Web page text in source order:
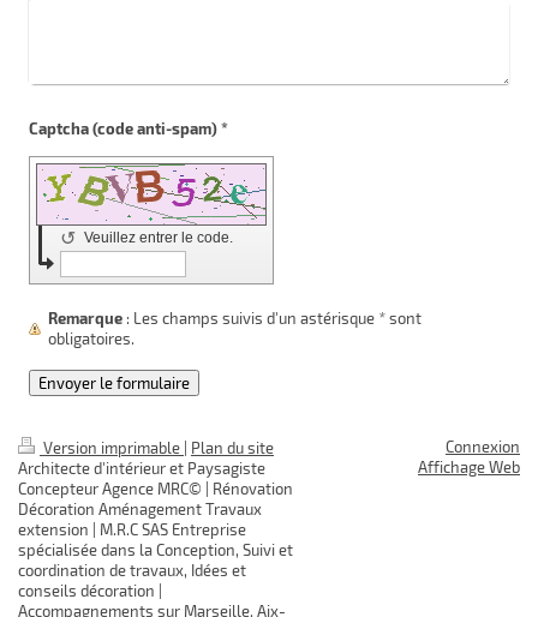
Captcha (code anti-spam) *
Veuillez entrer le code.
↺
Remarque : Les champs suivis d'un astérisque *sont
obligatoires.
Version imprimable
Plan du site
Architecte d'intérieur et Paysagiste
Concepteur Agence MRC© | Rénovation
Décoration Aménagement Travaux
extension | M.R.C SAS Entreprise
spécialisée dans la Conception, Suivi et
coordination de travaux, Idées et
conseils décoration |
Accompagnements sur Marseille, Aix-
Connexion
Affichage Web